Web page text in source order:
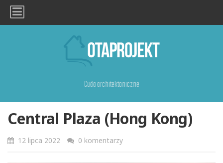
Cuda architektoniczne
Central Plaza (Hong Kong)
12 lipca 2022 0 komentarzy